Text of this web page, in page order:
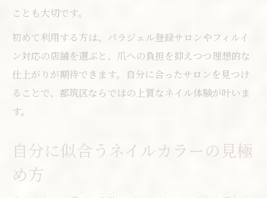
ことも大切です。
初めて利用する方は、パラジェル登録サロンやフィルイ
ン対応の店舗を選ぶと、爪への負担を抑えつつ理想的な
仕上がりが期待できます。自分に合ったサロンを見つけ
ることで、都筑区ならではの上質なネイル体験が叶いま
す。
自分に似合うネイルカラーの見極
め方